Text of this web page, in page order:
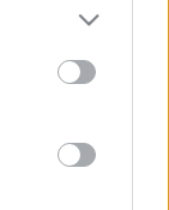
de
à jour dès